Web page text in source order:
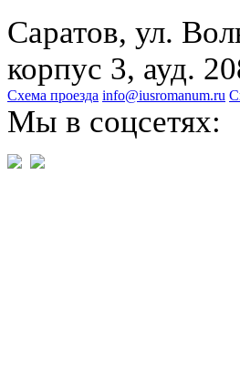
Саратов, ул.
корпус 3, ауд.
Схема проезда info@iusromanum.ru
Мы в соцсетях: